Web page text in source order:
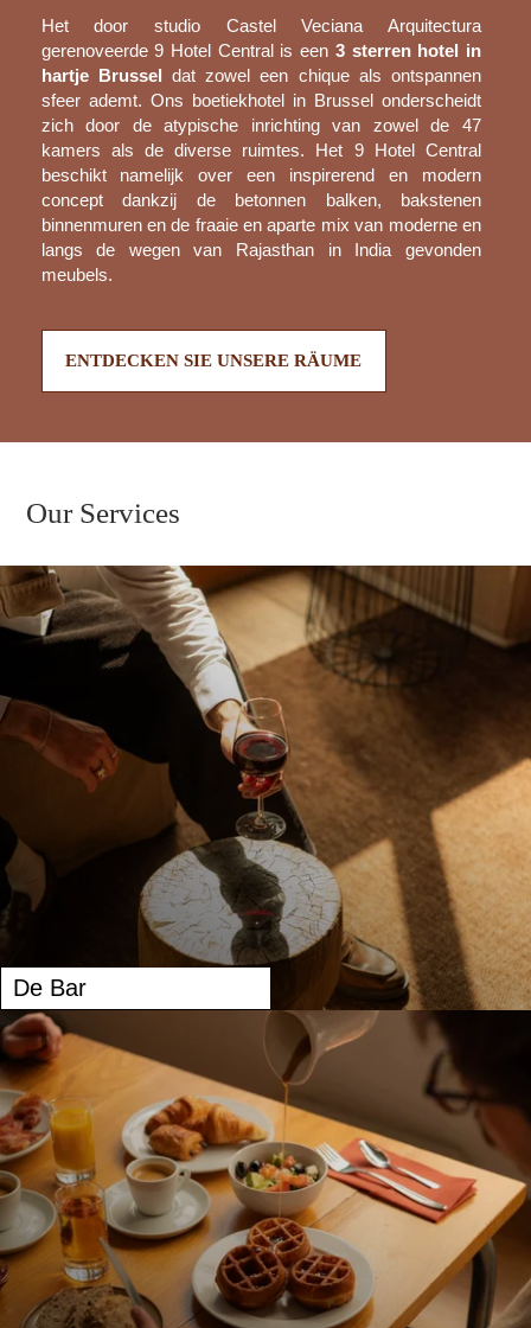
Het door studio Castel Veciana Arquitectura
gerenoveerde 9 Hotel Central is een 3 sterren hotel in
hartje Brussel dat zowel een chique als ontspannen
sfeer ademt. Ons boetiekhotel in Brussel onderscheidt
zich door de atypische inrichting van zowel de 47
kamers als de diverse ruimtes. Het 9 Hotel Central
beschikt namelijk over een inspirerend en modern
concept dankzij de betonnen balken, bakstenen
binnenmuren en de fraaie en aparte mix van moderne en
langs de wegen van Rajasthan in India gevonden
meubels.
ENTDECKEN SIE UNSERE RÄUME
Our Services
De Bar